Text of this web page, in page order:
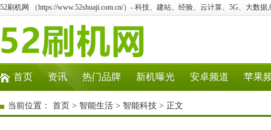
52刷机网 （https://www.52shuaji.com.cn/）- 科技、建站、经验、云计算、5G、大数据
首页 资讯 热门品牌 新机曝光 安卓频道 苹果
当前位置： 首页 > 智能生活 > 智能科技 > 正文